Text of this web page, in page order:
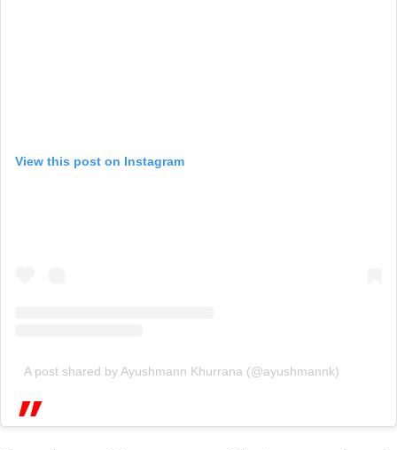
View this post on Instagram
A post shared by Ayushmann Khurrana (@ayushmannk)